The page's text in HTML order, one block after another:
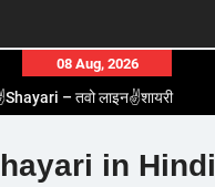
08 Aug, 2026
– तवो लाइन✌️शायरी
– रोमांटिक लव😽स्टेटस
Hindi – लव🥳पोएट्री इन हिंदी
in Hindi